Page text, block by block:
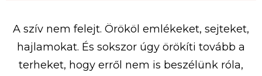
A szív nem felejt. Örököl emlékeket, sejteket,
hajlamokat. És sokszor úgy örökíti tovább a
terheket, hogy erről nem is beszélünk róla,